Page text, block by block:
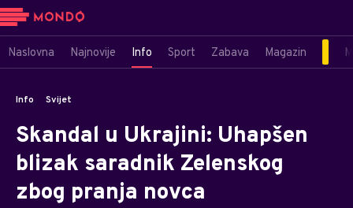
Naslovna Najnovije Info Sport Zabava Magazin
Info Svijet
Skandal u Ukrajini: Uhapšen
blizak saradnik Zelenskog
zbog pranja novca